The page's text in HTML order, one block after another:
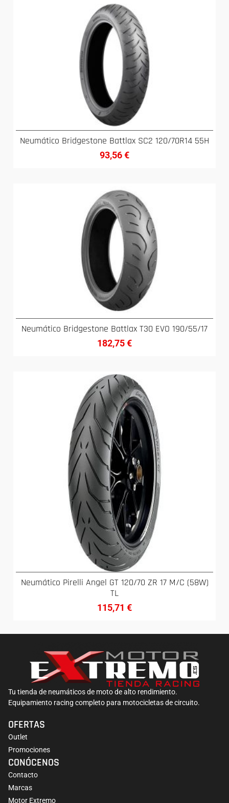
Neumático Bridgestone Battlax SC2 120/70R14 55H
93,56€
Neumático Bridgestone Battlax T30 EVO 190/55/17
182,75€
Neumático Pirelli Angel GT 120/70 ZR 17 M/C (58W)
TL
115,71 €
Tu tienda de neumáticos de moto de alto rendimiento.
Equipamiento racing completo para motocicletas de circuito.
OFERTAS
Outlet
Promociones
CONÓCENOS
Contacto
Marcas
Motor Extremo